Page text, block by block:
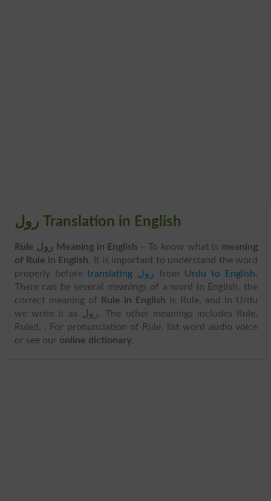
رول Translation in English
Rule رول Meaning in English – To know what is meaning
of Rule in English, it is important to understand the word
properly before
translating رول from Urdu to English.
There can be several meanings of a word in English, the
correct meaning of
Rule in English is Rule, and in Urdu
we write it as رول. The other meanings includes Rule,
Ruled, . For pronunciation of Rule, list word audio voice
or see our online dictionary.